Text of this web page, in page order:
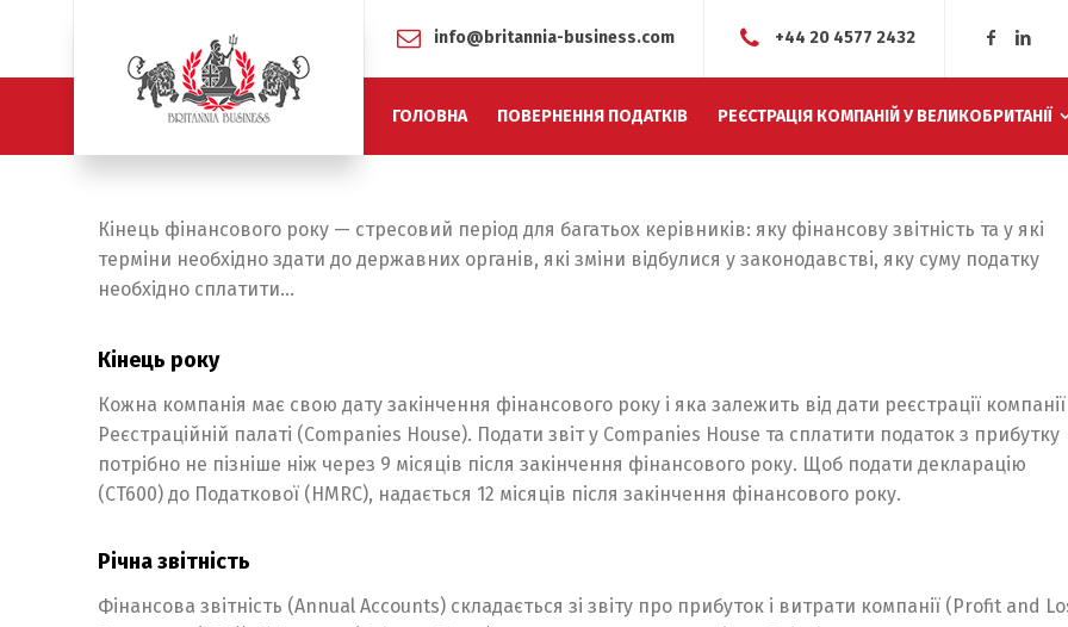
info@britannia-business.com +44 20 4577 2432
ГОЛОВНА ПОВЕРНЕННЯ ПОДАТКІВ РЕЄСТРАЦІЯ КОМПАНІЙ У ВЕЛИКОБРИТАНІЇ
Кінець фінансового року — стресовий період для багатьох керівників: яку фінансову звітність та у які
терміни необхідно здати до державних органів, які зміни відбулися у законодавстві, яку суму податку
необхідно сплатити…
Кінець року
Кожна компанія має свою дату закінчення фінансового року і яка залежить від дати реєстрації
Реєстраційній палаті (Companies House). Подати звіт у Companies House та сплатити податок з прибутку
потрібно не пізніше ніж через 9 місяців після закінчення фінансового року. Щоб подати декларацію
(CT600) до Податкової (HMRC), надається 12 місяців після закінчення фінансового року.
Річна звітність
Фінансова звітність (Annual Accounts) складається зі звіту про прибуток і витрати компанії (Profit and